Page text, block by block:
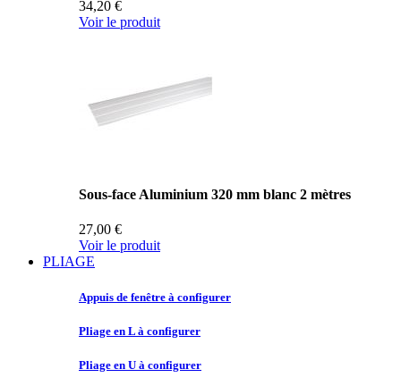
34,20 €
Voir le produit
Sous-face Aluminium 320 mm blanc 2 mètres
27,00 €
Voir le produit
PLIAGE
Appuis de fenêtre à configurer
Pliage en L à configurer
Pliage en U à configurer